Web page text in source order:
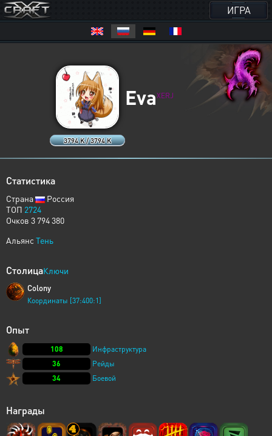
ИГРА
3794 K / 3794 K
EvaXERJ
Статистика
Страна
Россия
ТОП 2724
Очков 3 794 380
Альянс Тень
СтолицаКлючи
Colony
Координаты [37:400:1]
Опыт
108
Инфраструктура
36
Рейды
34
Боевой
Награды